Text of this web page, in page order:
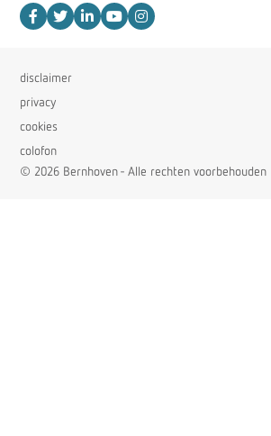
disclaimer
privacy
cookies
colofon
© 2026 Bernhoven - Alle rechten voorbehouden